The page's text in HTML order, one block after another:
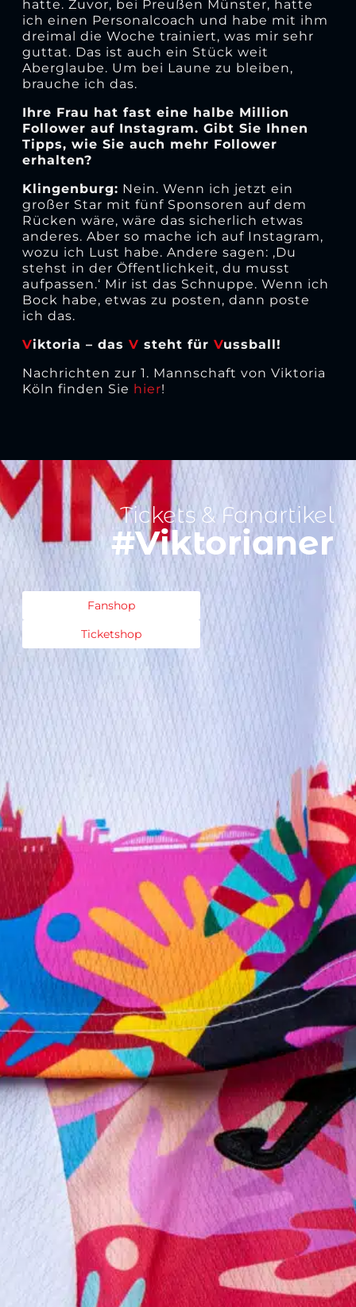
hatte. Zuvor, bei Preußen Münster, hatte
ich einen Personalcoach und habe mit ihm
dreimal die Woche trainiert, was mir sehr
guttat. Das ist auch ein Stück weit
Aberglaube. Um bei Laune zu bleiben,
brauche ich das.
Ihre Frau hat fast eine halbe Million
Follower auf Instagram. Gibt Sie Ihnen
Tipps, wie Sie auch mehr Follower
erhalten?
Klingenburg: Nein. Wenn ich jetzt ein
großer Star mit fünf Sponsoren auf dem
Rücken wäre, wäre das sicherlich etwas
anderes. Aber so mache ich auf Instagram,
wozu ich Lust habe. Andere sagen: ‚Du
stehst in der Öffentlichkeit, du musst
aufpassen.‘ Mir ist das Schnuppe. Wenn ich
Bock habe, etwas zu posten, dann poste
ich das.
Viktoria – das V steht für Vussball!
Nachrichten zur 1. Mannschaft von Viktoria
Köln finden Sie hier!
Tickets & Fanartikel
#Viktorianer
Fanshop
Ticketshop